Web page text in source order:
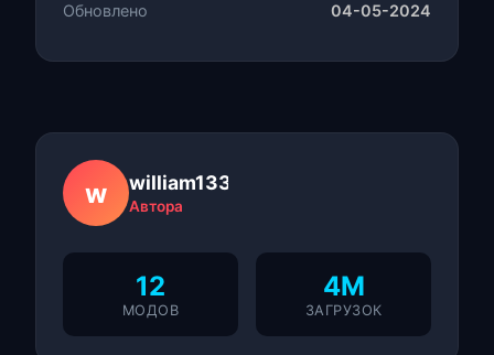
Обновлено 04-05-2024
w william1337
Автора
12
МОДОВ
4M
ЗАГРУЗОК